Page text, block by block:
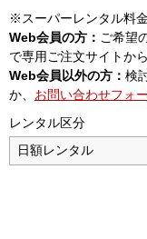
※スーパーレンタル料
Web会員の方： ご希望
で専用ご注文サイトか
Web会員以外の方： 検
か、 お問い合わせフォ
レンタル区分